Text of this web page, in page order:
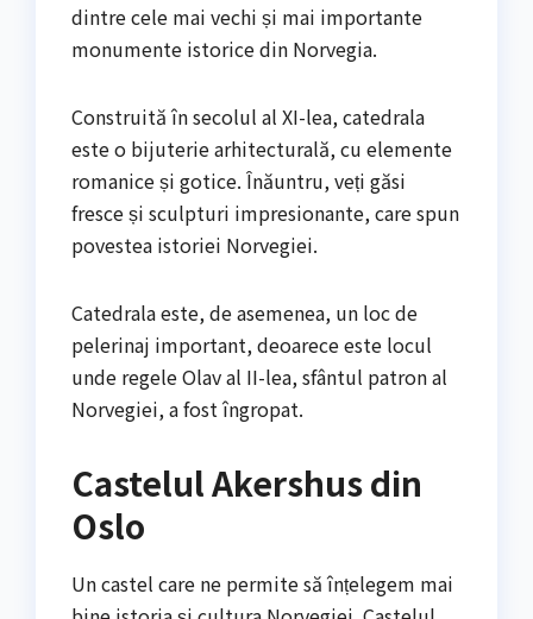
dintre cele mai vechi și mai importante
monumente istorice din Norvegia.
Construită în secolul al XI-lea, catedrala
este o bijuterie arhitecturală, cu elemente
romanice și gotice. Înăuntru, veți găsi
fresce și sculpturi impresionante, care spun
povestea istoriei Norvegiei.
Catedrala este, de asemenea, un loc de
pelerinaj important, deoarece este locul
unde regele Olav al II-lea, sfântul patron al
Norvegiei, a fost îngropat.
Castelul Akershus din
Oslo
Un castel care ne permite să înțelegem mai